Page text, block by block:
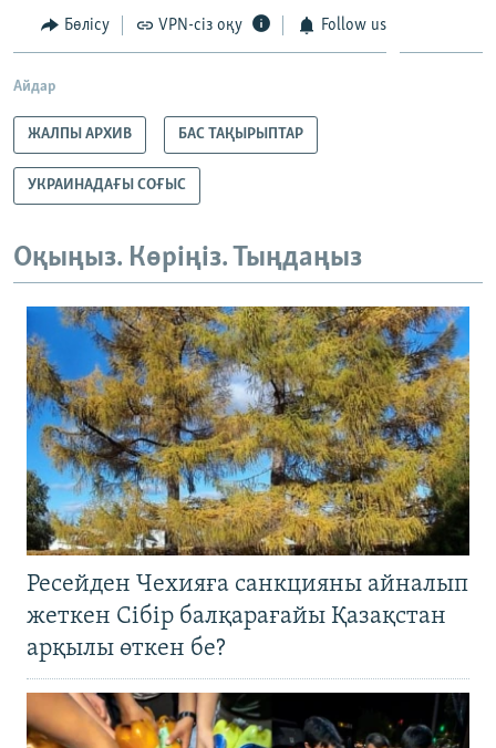
Бөлісу VPN-сіз оқу Follow us
Айдар
ЖАЛПЫ АРХИВ БАС ТАҚЫРЫПТАР
УКРАИНАДАҒЫ СОҒЫС
Оқыңыз. Көріңіз. Тыңдаңыз
Ресейден Чехияға санкцияны айналып
жеткен Сібір балқарағайы Қазақстан
арқылы өткен бе?